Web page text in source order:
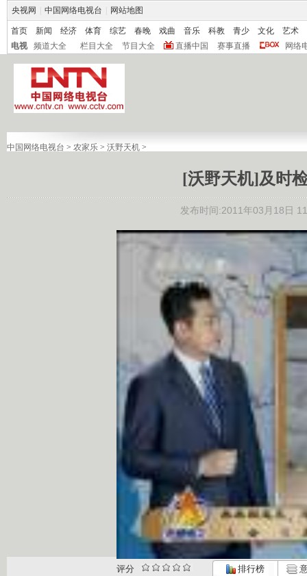
央视网 中国网络电视台 网站地图
首页 新闻 经济 体育 综艺 春晚 戏曲 音乐 科教 青少 文化
艺术
电视
频道大全 栏目大全 节目大全 直播中国 赛事直播 网络
中国网络电视台 > 农家乐 > 沃野天机 >
[沃野天机]及时
发布时间:2011年03月18日
评分 排行榜